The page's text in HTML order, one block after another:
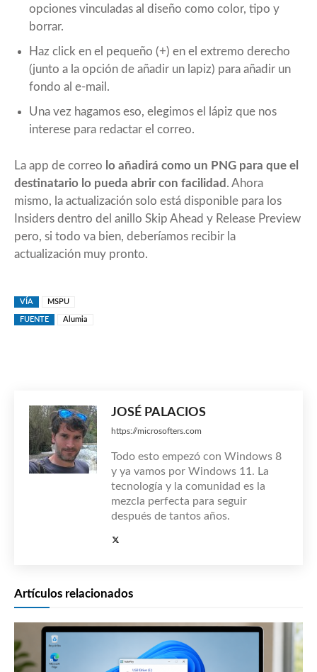
opciones vinculadas al diseño como color, tipo y
borrar.
Haz click en el pequeño (+) en el extremo derecho
(junto a la opción de añadir un lapiz) para añadir un
fondo al e-mail.
Una vez hagamos eso, elegimos el lápiz que nos
interese para redactar el correo.
La app de correo lo añadirá como un PNG para que el
destinatario lo pueda abrir con facilidad . Ahora
mismo, la actualización solo está disponible para los
Insiders dentro del anillo Skip Ahead y Release Preview
pero, si todo va bien, deberíamos recibir la
actualización muy pronto.
VÍA MSPU
FUENTE Alumia
JOSÉ PALACIOS
https://microsofters.com
Todo esto empezó con Windows 8
y ya vamos por Windows 11. La
tecnología y la comunidad es la
mezcla perfecta para seguir
después de tantos años.
Artículos relacionados